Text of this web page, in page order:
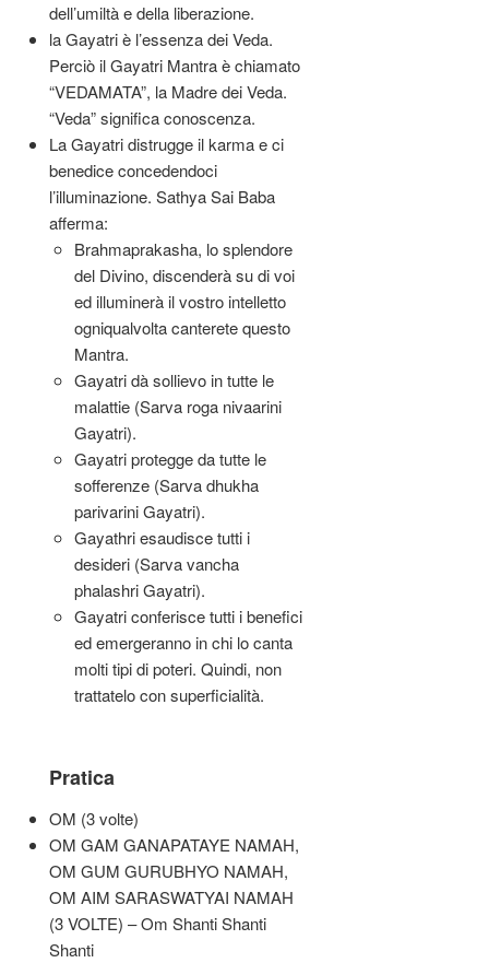
dell’umiltà e della liberazione.
la Gayatri è l’essenza dei Veda.
Perciò il Gayatri Mantra è chiamato
“VEDAMATA”, la Madre dei Veda.
“Veda” significa conoscenza.
La Gayatri distrugge il karma e ci
benedice concedendoci
l’illuminazione. Sathya Sai Baba
afferma:
Brahmaprakasha, lo splendore
del Divino, discenderà su di voi
ed illuminerà il vostro intelletto
ogniqualvolta canterete questo
Mantra.
Gayatri dà sollievo in tutte le
malattie (Sarva roga nivaarini
Gayatri).
Gayatri protegge da tutte le
sofferenze (Sarva dhukha
parivarini Gayatri).
Gayathri esaudisce tutti i
desideri (Sarva vancha
phalashri Gayatri).
Gayatri conferisce tutti i benefici
ed emergeranno in chi lo canta
molti tipi di poteri. Quindi, non
trattatelo con superficialità.
Pratica
OM (3 volte)
OM GAM GANAPATAYE NAMAH,
OM GUM GURUBHYO NAMAH,
OM AIM SARASWATYAI NAMAH
(3 VOLTE) – Om Shanti Shanti
Shanti